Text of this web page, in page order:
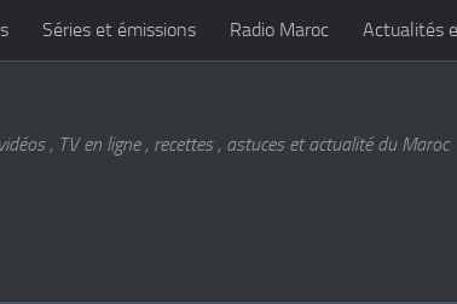
Séries et émissions Radio Maroc Actualités
, TV en ligne , recettes , astuces et actualité du Maroc